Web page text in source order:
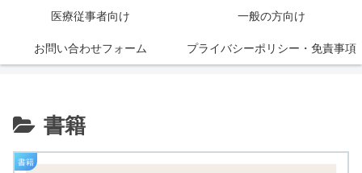
医療従事者向け 一般の方向け
お問い合わせフォーム プライバシーポリシー・免責事項
書籍
書籍